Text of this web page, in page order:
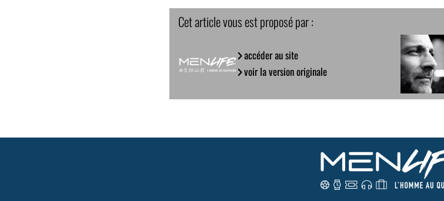
Cet article vous est proposé par :
accéder au site
voir la version originale